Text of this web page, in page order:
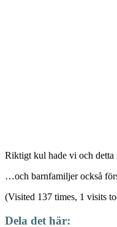
Riktigt kul hade vi och
…och barnfamiljer också
(Visited 137 times, 1 visits
Dela det här: